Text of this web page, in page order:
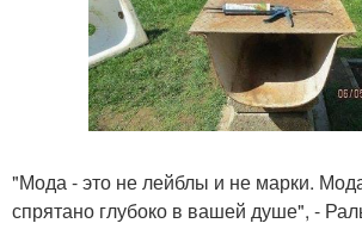
"Мода - это не лейблы и не марки.
спрятано глубоко в вашей душе", -